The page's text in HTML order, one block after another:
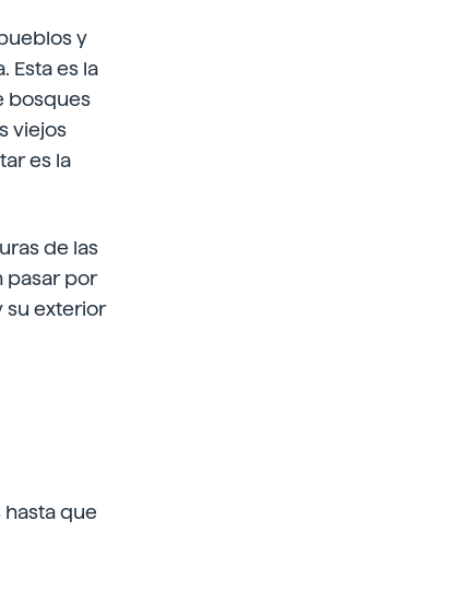
y
Esta es la
bosques
viejos
es la
de las
pasar por
su exterior
que